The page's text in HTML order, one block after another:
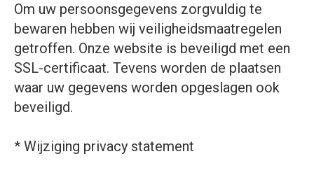
Om uw persoonsgegevens zorgvuldig te
bewaren hebben wij veiligheidsmaatregelen
getroffen. Onze website is beveiligd met een
SSL-certificaat. Tevens worden de plaatsen
waar uw gegevens worden opgeslagen ook
beveiligd.
* Wijziging privacy statement